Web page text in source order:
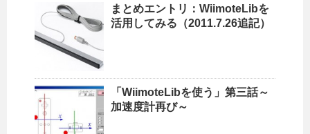
まとめエントリ：WiimoteLibを
活用してみる（2011.7.26追記）
「WiimoteLibを使う」第三話～
加速度計再び～